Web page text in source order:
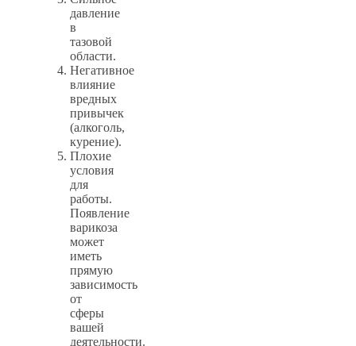
давление
в
тазовой
области.
Негативное
влияние
вредных
привычек
(алкоголь,
курение).
Плохие
условия
для
работы.
Появление
варикоза
может
иметь
прямую
зависимость
от
сферы
вашей
деятельности.